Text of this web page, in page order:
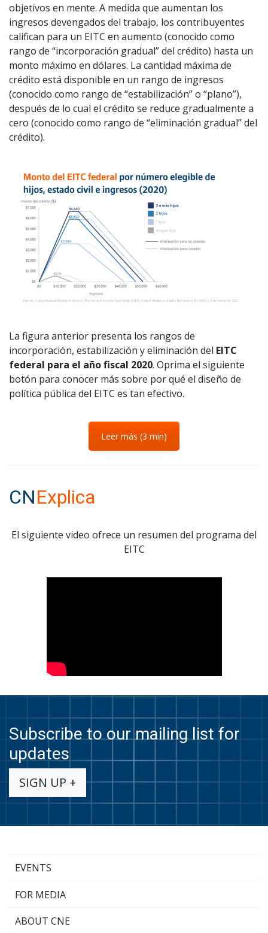
objetivos en mente. A medida que aumentan los
ingresos devengados del trabajo, los contribuyentes
califican para un EITC en aumento (conocido como
rango de “incorporación gradual” del crédito) hasta un
monto máximo en dólares. La cantidad máxima de
crédito está disponible en un rango de ingresos
(conocido como rango de “estabilización” o “plano”),
después de lo cual el crédito se reduce gradualmente a
cero (conocido como rango de “eliminación gradual” del
crédito).
La figura anterior presenta los rangos de
incorporación, estabilización y eliminación del EITC
federal para el año fiscal 2020. Oprima el siguiente
botón para conocer más sobre por qué el diseño de
política pública del EITC es tan efectivo.
Leer más (3 min)
CNExplica
El siguiente video ofrece un resumen del programa del
EITC
Subscribe to our mailing list for
updates
SIGN UP +
EVENTS
FOR MEDIA
ABOUT CNE